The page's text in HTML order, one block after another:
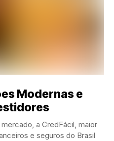
Modernas e
a CredFácil, maior
e seguros do Brasil